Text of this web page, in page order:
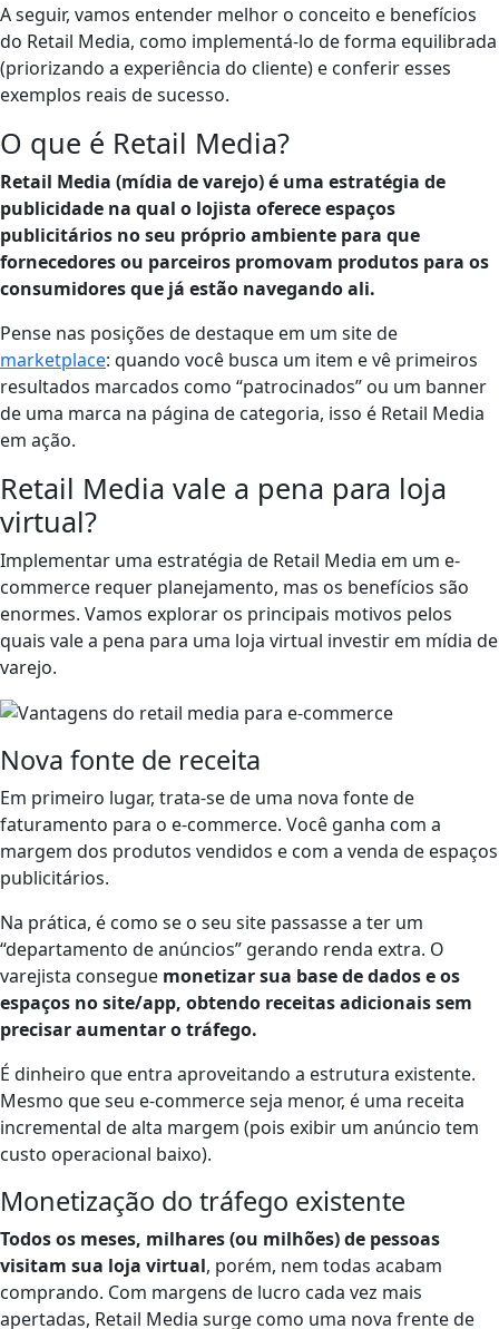
A seguir, vamos entender melhor o conceito e benefícios
do Retail Media, como implementá-lo de forma equilibrada
(priorizando a experiência do cliente) e conferir esses
exemplos reais de sucesso.
O que é Retail Media?
Retail Media (mídia de varejo) é uma estratégia de
publicidade na qual o lojista oferece espaços
publicitários no seu próprio ambiente para que
fornecedores ou parceiros promovam produtos para os
consumidores que já estão navegando ali​.
Pense nas posições de destaque em um site de
marketplace: quando você busca um item e vê primeiros
resultados marcados como “patrocinados” ou um banner
de uma marca na página de categoria, isso é Retail Media
em ação.
Retail Media vale a pena para loja
virtual?
Implementar uma estratégia de Retail Media em um e-
commerce requer planejamento, mas os benefícios são
enormes. Vamos explorar os principais motivos pelos
quais vale a pena para uma loja virtual investir em mídia de
varejo.
Nova fonte de receita
Em primeiro lugar, trata-se de uma nova fonte de
faturamento para o e-commerce. Você ganha com a
margem dos produtos vendidos e com a venda de espaços
publicitários.
Na prática, é como se o seu site passasse a ter um
“departamento de anúncios” gerando renda extra. O
varejista consegue monetizar sua base de dados e os
espaços no site/app, obtendo receitas adicionais sem
precisar aumentar o tráfego​.
É dinheiro que entra aproveitando a estrutura existente.
Mesmo que seu e-commerce seja menor, é uma receita
incremental de alta margem (pois exibir um anúncio tem
custo operacional baixo).
Monetização do tráfego existente
Todos os meses, milhares (ou milhões) de pessoas
visitam sua loja virtual, porém, nem todas acabam
comprando. Com margens de lucro cada vez mais
apertadas, Retail Media surge como uma nova frente de